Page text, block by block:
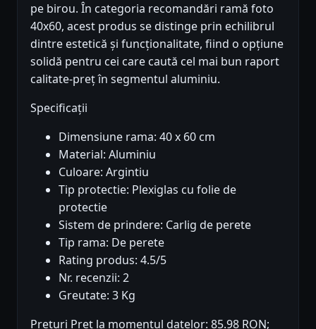
pe birou. În categoria recomandări ramă foto
40x60, acest produs se distinge prin echilibrul
dintre estetică și funcționalitate, fiind o opțiune
solidă pentru cei care caută cel mai bun raport
calitate-preț în segmentul aluminiu.
Specificații
Dimensiune rama: 40 x 60 cm
Material: Aluminiu
Culoare: Argintiu
Tip protectie: Plexiglas cu folie de
protectie
Sistem de prindere: Carlig de perete
Tip rama: De perete
Rating produs: 4.5/5
Nr. recenzii: 2
Greutate: 3 Kg
Prețuri Preț la momentul datelor: 85.98 RON;